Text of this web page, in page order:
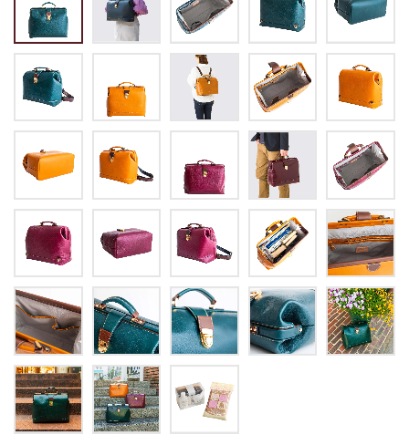
ミッフィー×リーブス
メイドインジャパン
ALL
その他
ケア用品
ALL